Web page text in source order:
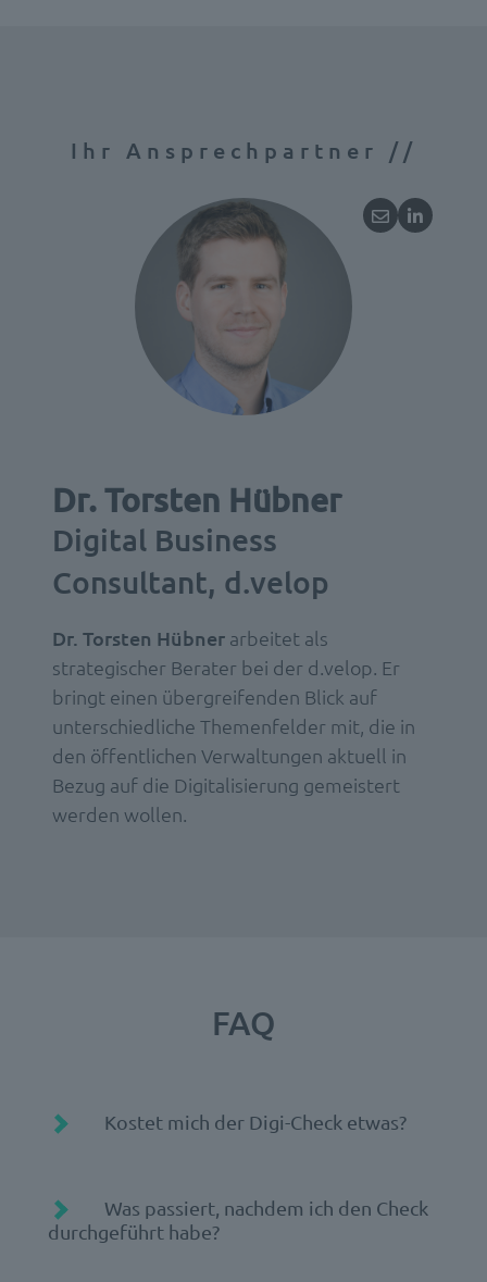
Ihr Ansprechpartner //
Dr. Torsten Hübner
Digital Business
Consultant, d.velop
Dr. Torsten Hübner arbeitet als
strategischer Berater bei der d.velop. Er
bringt einen übergreifenden Blick auf
unterschiedliche Themenfelder mit, die in
den öffentlichen Verwaltungen aktuell in
Bezug auf die Digitalisierung gemeistert
werden wollen.
FAQ
Kostet mich der Digi-Check etwas?
Was passiert, nachdem ich den Check
durchgeführt habe?